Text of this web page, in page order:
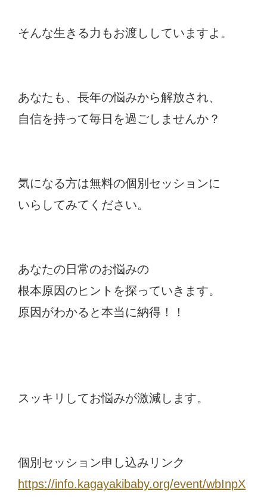
そんな生きる力もお渡ししていますよ。
あなたも、長年の悩みから解放され、
自信を持って毎日を過ごしませんか？
気になる方は無料の個別セッションに
いらしてみてください。
あなたの日常のお悩みの
根本原因のヒントを探っていきます。
原因がわかると本当に納得！！
スッキリしてお悩みが激減します。
個別セッション申し込みリンク
https://info.kagayakibaby.org/event/wbInpX